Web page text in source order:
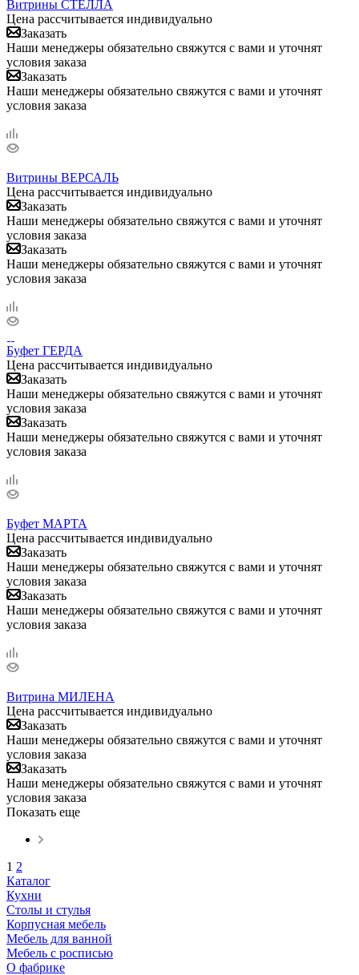
Витрины СТЕЛЛА
Цена рассчитывается индивидуально
Заказать
Наши менеджеры обязательно свяжутся с вами и уточнят
условия заказа
Заказать
Наши менеджеры обязательно свяжутся с вами и уточнят
условия заказа
Витрины ВЕРСАЛЬ
Цена рассчитывается индивидуально
Заказать
Наши менеджеры обязательно свяжутся с вами и уточнят
условия заказа
Заказать
Наши менеджеры обязательно свяжутся с вами и уточнят
условия заказа
Буфет ГЕРДА
Цена рассчитывается индивидуально
Заказать
Наши менеджеры обязательно свяжутся с вами и уточнят
условия заказа
Заказать
Наши менеджеры обязательно свяжутся с вами и уточнят
условия заказа
Буфет МАРТА
Цена рассчитывается индивидуально
Заказать
Наши менеджеры обязательно свяжутся с вами и уточнят
условия заказа
Заказать
Наши менеджеры обязательно свяжутся с вами и уточнят
условия заказа
Витрина МИЛЕНА
Цена рассчитывается индивидуально
Заказать
Наши менеджеры обязательно свяжутся с вами и уточнят
условия заказа
Заказать
Наши менеджеры обязательно свяжутся с вами и уточнят
условия заказа
Показать еще
1 2
Каталог
Кухни
Столы и стулья
Корпусная мебель
Мебель для ванной
Мебель с росписью
О фабрике